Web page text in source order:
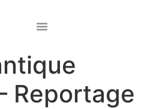
Reportage